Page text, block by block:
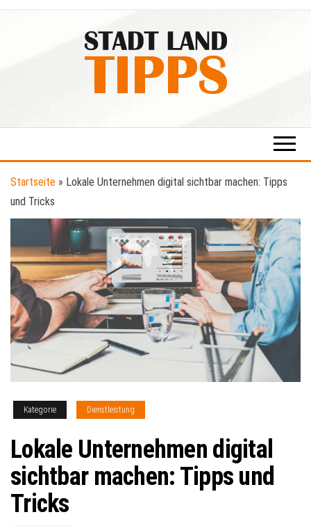
Tipps
für Stadt
Startseite » Lokale Unternehmen digital sichtbar machen: Tipps
und Tricks
Kategorie Dienstleistung
Lokale Unternehmen digital
sichtbar machen: Tipps und
Tricks